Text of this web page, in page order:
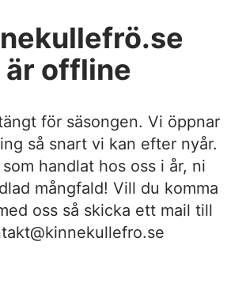
är offline
för säsongen. Vi öppnar
så snart vi kan efter nyår.
handlat hos oss i år, ni
mångfald! Vill du komma
oss så skicka ett mail till